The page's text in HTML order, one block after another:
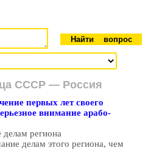
СССР — Россия
первых лет своего
внимание арабо-
делам региона
делам этого региона, чем